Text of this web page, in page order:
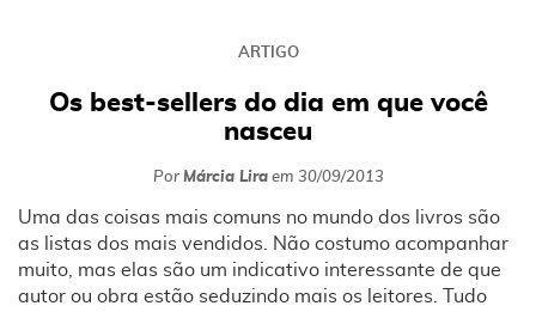
ARTIGO
Os best-sellers do dia em que você
nasceu
Por Márcia Liraem 30/09/2013
Uma das coisas mais comuns no mundo dos livros são
as listas dos mais vendidos. Não costumo acompanhar
muito, mas elas são um indicativo interessante de que
autor ou obra estão seduzindo mais os leitores. Tudo